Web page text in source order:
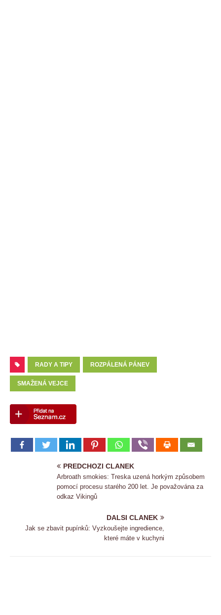
RADY A TIPY ROZPÁLENÁ PÁNEV
SMAŽENÁ VEJCE
PREDCHOZI CLANEK
Arbroath smokies: Treska uzená horkým způsobem
pomocí procesu starého 200 let. Je považována za
odkaz Vikingů
DALSI CLANEK
Jak se zbavit pupínků: Vyzkoušejte ingredience,
které máte v kuchyni